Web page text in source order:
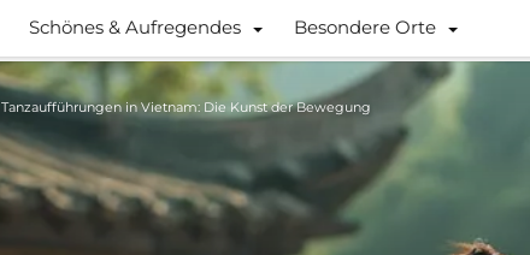
Schönes & Aufregendes Besondere Orte
Tanzaufführungen in Vietnam: Die Kunst der Bewegung